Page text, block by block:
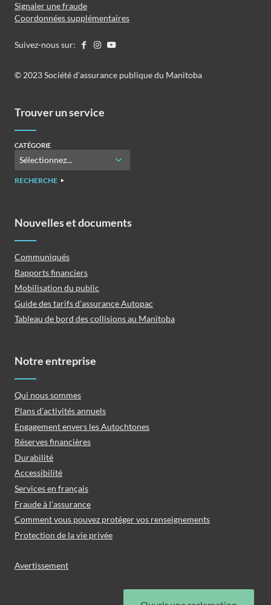
Signaler une fraude
Coordonnées supplémentaires
Suivez-nous sur:
©️️ 2023 Société d’assurance publique du Manitoba
Trouver un service
CATÉGORIE
RECHERCHE
Nouvelles et documents
Communiqués
Rapports financiers
Mobilisation du public
Guide des tarifs d’assurance Autopac
Tableau de bord des collisions au Manitoba
Notre entreprise
Qui nous sommes
Plans d’activités annuels
Engagement envers les Autochtones
Réserves financières
Durabilité
Accessibilité
Services en français
Fraude à l’assurance
Comment vous pouvez protéger vos renseignements
Protection de la vie privée
Avertissement